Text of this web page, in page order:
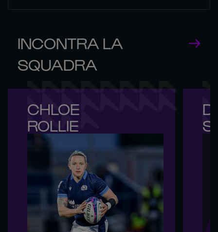
INCONTRA LA
SQUADRA
CHLOE
ROLLIE